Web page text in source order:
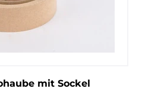
mit Sockel